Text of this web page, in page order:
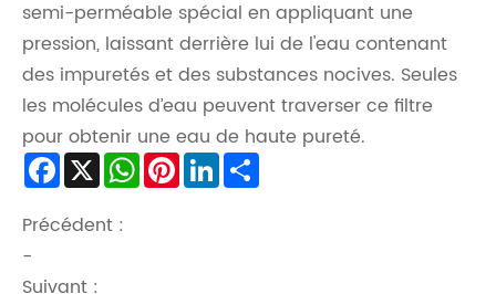
semi-perméable spécial en appliquant une
pression, laissant derrière lui de l'eau contenant
des impuretés et des substances nocives. Seules
les molécules d’eau peuvent traverser ce filtre
pour obtenir une eau de haute pureté.
Facebook
X WhatsApp
PinterestLinkedIn
Précédent :
-
Suivant :